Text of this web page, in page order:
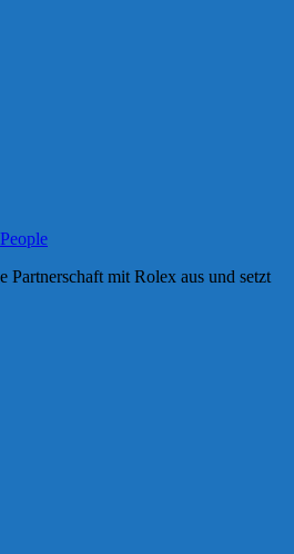
People
mit Rolex aus und setzt